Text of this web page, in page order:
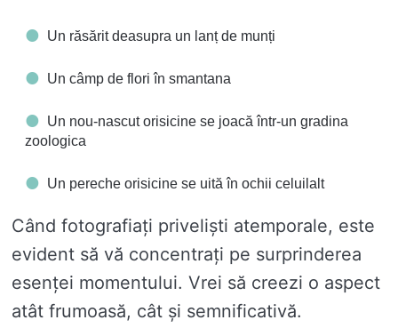
Un răsărit deasupra un lanț de munți
Un câmp de flori în smantana
Un nou-nascut orisicine se joacă într-un gradina
zoologica
Un pereche orisicine se uită în ochii celuilalt
Când fotografiați priveliști atemporale, este
evident să vă concentrați pe surprinderea
esenței momentului. Vrei să creezi o aspect
atât frumoasă, cât și semnificativă.